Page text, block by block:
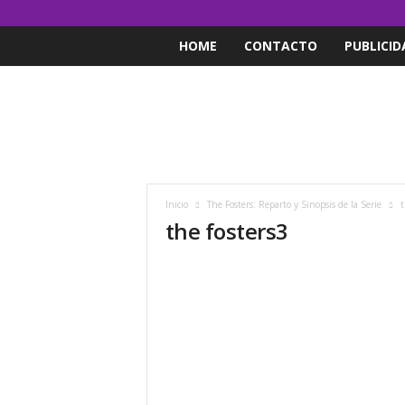
HOME CONTACTO
Inicio The Fosters: Reparto y Sinopsis de la Serie
the fosters3